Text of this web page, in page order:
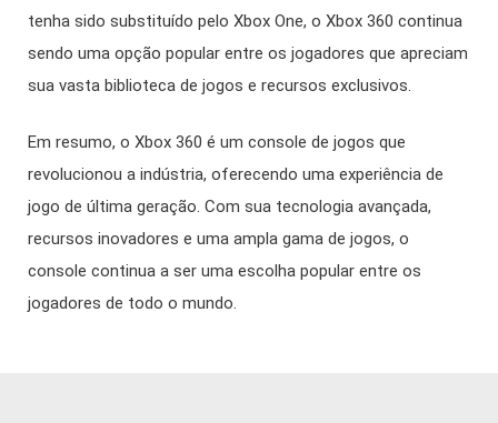
tenha sido substituído pelo Xbox One, o Xbox 360 continua
sendo uma opção popular entre os jogadores que apreciam
sua vasta biblioteca de jogos e recursos exclusivos.
Em resumo, o Xbox 360 é um console de jogos que
revolucionou a indústria, oferecendo uma experiência de
jogo de última geração. Com sua tecnologia avançada,
recursos inovadores e uma ampla gama de jogos, o
console continua a ser uma escolha popular entre os
jogadores de todo o mundo.